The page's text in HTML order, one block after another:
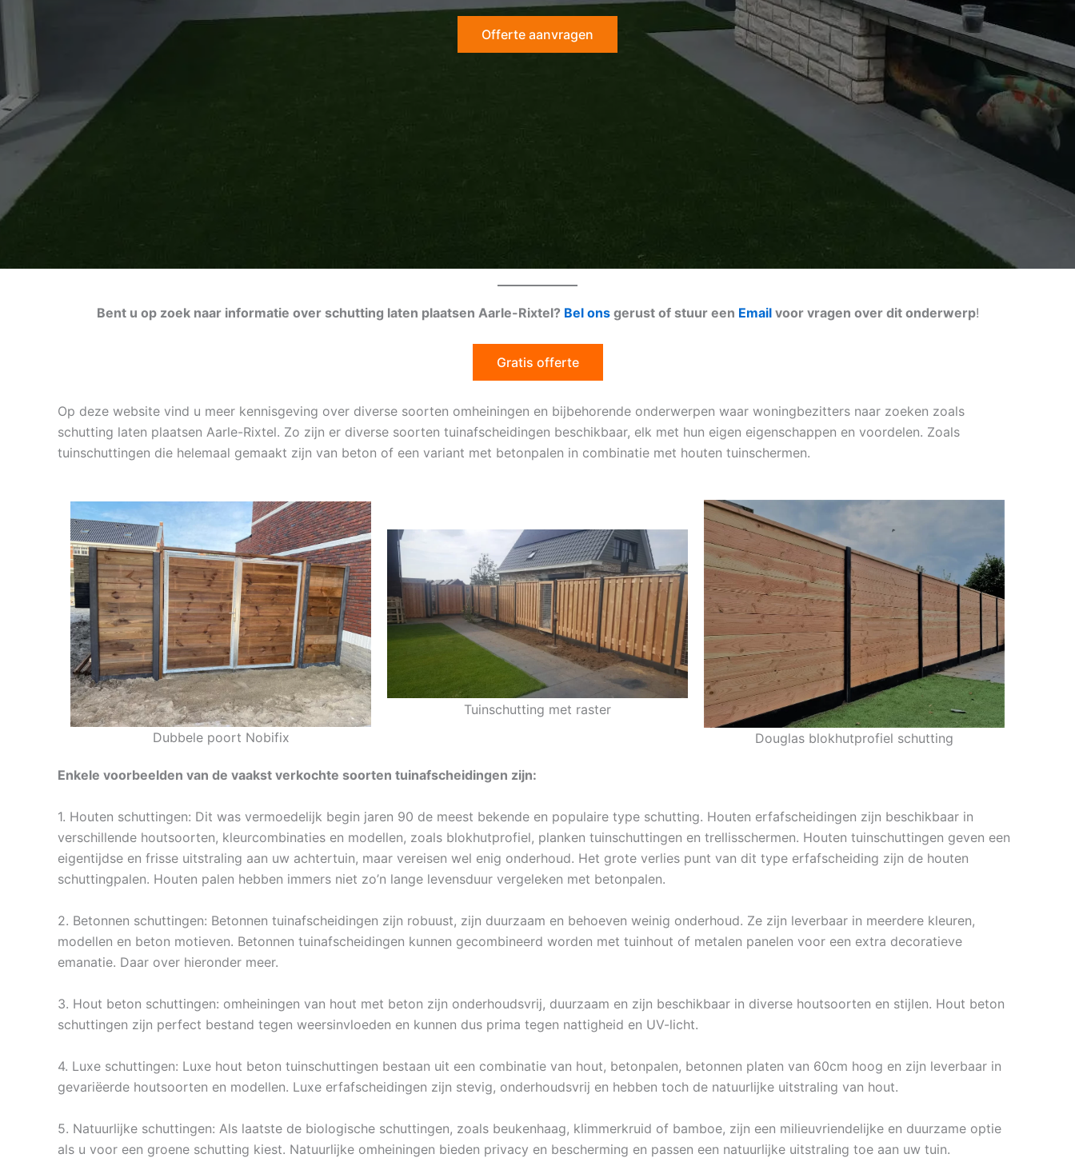
Offerte aanvragen
Bent u op zoek naar informatie over schutting laten plaatsen Aarle-Rixtel? Bel onsgerust of stuur een Emailvoor vragen over dit onderwerp!
Gratis offerte
Op deze website vind u meer kennisgeving over diverse soorten omheiningen en bijbehorende onderwerpen waar woningbezitters naar zoeken zoals
schutting laten plaatsen Aarle-Rixtel. Zo zijn er diverse soorten tuinafscheidingen beschikbaar, elk met hun eigen eigenschappen en voordelen. Zoals
tuinschuttingen die helemaal gemaakt zijn van beton of een variant met betonpalen in combinatie met houten tuinschermen.
Dubbele poort Nobifix
Tuinschutting met raster
Douglas blokhutprofiel schutting
Enkele voorbeelden van de vaakst verkochte soorten tuinafscheidingen zijn:
1. Houten schuttingen: Dit was vermoedelijk begin jaren 90 de meest bekende en populaire type schutting. Houten erfafscheidingen zijn beschikbaar in
verschillende houtsoorten, kleurcombinaties en modellen, zoals blokhutprofiel, planken tuinschuttingen en trellisschermen. Houten tuinschuttingen geven een
eigentijdse en frisse uitstraling aan uw achtertuin, maar vereisen wel enig onderhoud. Het grote verlies punt van dit type erfafscheiding zijn de houten
schuttingpalen. Houten palen hebben immers niet zo’n lange levensduur vergeleken met betonpalen.
2. Betonnen schuttingen: Betonnen tuinafscheidingen zijn robuust, zijn duurzaam en behoeven weinig onderhoud. Ze zijn leverbaar in meerdere kleuren,
modellen en beton motieven. Betonnen tuinafscheidingen kunnen gecombineerd worden met tuinhout of metalen panelen voor een extra decoratieve
emanatie. Daar over hieronder meer.
3. Hout beton schuttingen: omheiningen van hout met beton zijn onderhoudsvrij, duurzaam en zijn beschikbaar in diverse houtsoorten en stijlen. Hout beton
schuttingen zijn perfect bestand tegen weersinvloeden en kunnen dus prima tegen nattigheid en UV-licht.
4. Luxe schuttingen: Luxe hout beton tuinschuttingen bestaan uit een combinatie van hout, betonpalen, betonnen platen van 60cm hoog en zijn leverbaar in
gevariëerde houtsoorten en modellen. Luxe erfafscheidingen zijn stevig, onderhoudsvrij en hebben toch de natuurlijke uitstraling van hout.
5. Natuurlijke schuttingen: Als laatste de biologische schuttingen, zoals beukenhaag, klimmerkruid of bamboe, zijn een milieuvriendelijke en duurzame optie
als u voor een groene schutting kiest. Natuurlijke omheiningen bieden privacy en bescherming en passen een natuurlijke uitstraling toe aan uw tuin.